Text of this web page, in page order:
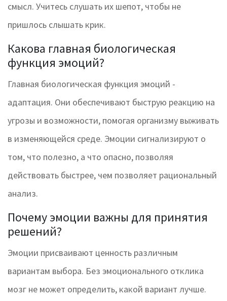
смысл. Учитесь слушать их шепот, чтобы не
пришлось слышать крик.
Какова главная биологическая
функция эмоций?
Главная биологическая функция эмоций -
адаптация. Они обеспечивают быструю реакцию на
угрозы и возможности, помогая организму выживать
в изменяющейся среде. Эмоции сигнализируют о
том, что полезно, а что опасно, позволяя
действовать быстрее, чем позволяет рациональный
анализ.
Почему эмоции важны для принятия
решений?
Эмоции присваивают ценность различным
вариантам выбора. Без эмоционального отклика
мозг не может определить, какой вариант лучше.